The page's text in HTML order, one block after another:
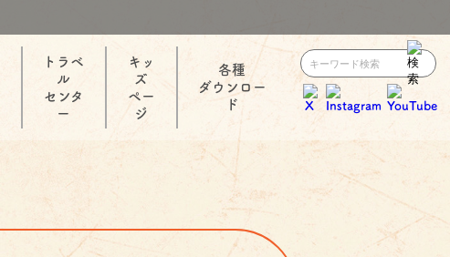
トラベ
ル
センタ
ー
キッ
ズ
ペー
ジ
各種
ダウンロー
ド